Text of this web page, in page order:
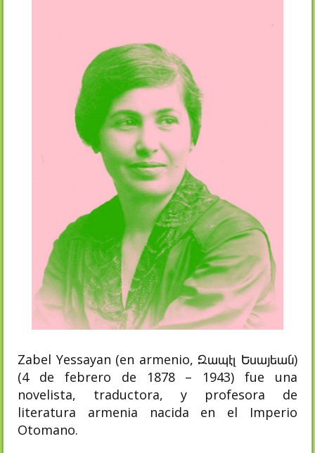
Zabel Yessayan (en armenio, Զապէլ Եսայեան)
(4 de febrero de 1878 – 1943) fue una
novelista, traductora, y profesora de
literatura armenia nacida en el Imperio
Otomano.